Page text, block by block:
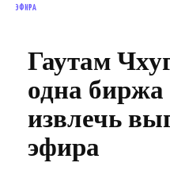
ЭФИРА
Гаутам
одна
извлечь
эфира